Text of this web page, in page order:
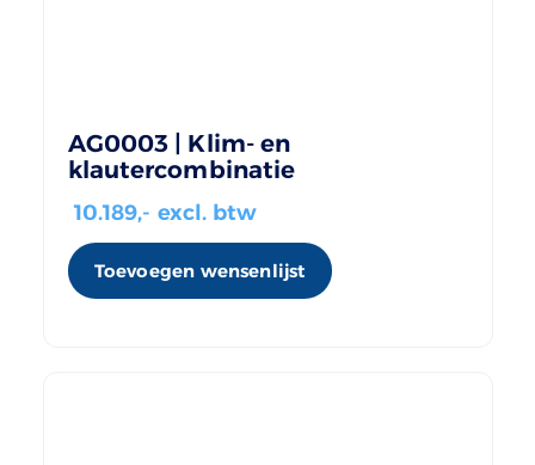
AG0003 | Klim- en
klautercombinatie
10.189,- excl. btw
Toevoegen wensenlijst